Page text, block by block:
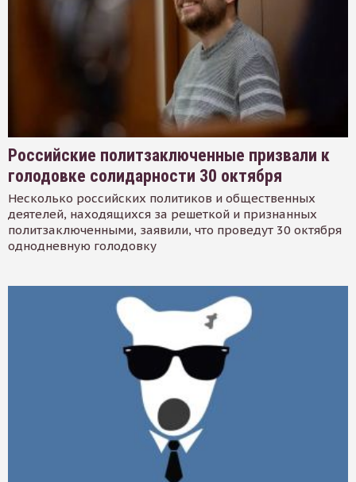
Российские политзаключенные призвали к
голодовке солидарности 30 октября
Несколько российских политиков и общественных
деятелей, находящихся за решеткой и признанных
политзаключенными, заявили, что проведут 30 октября
однодневную голодовку